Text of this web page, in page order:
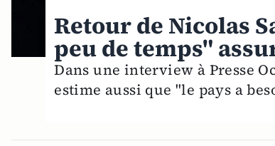
Retour de Nicolas
peu de temps"
Dans une interview à Presse
estime aussi que "le pays a